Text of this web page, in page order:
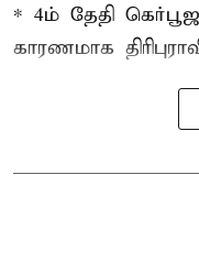
* 4ம் தேதி
காரணமாக